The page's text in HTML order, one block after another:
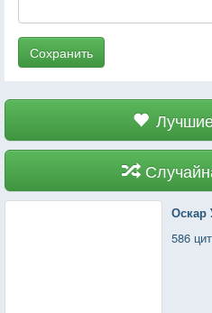
Сохранить
Оскар
586